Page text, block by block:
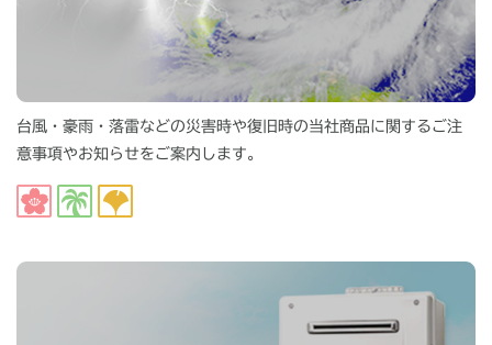
台風・豪雨・落雷などの災害時や復旧時の当社商品に関するご注
意事項やお知らせをご案内します。